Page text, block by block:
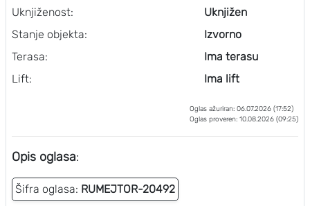
Uknjiženost:
Stanje objekta:
Terasa:
Lift:
Uknjižen
Izvorno
Ima terasu
Ima lift
Oglas ažuriran: 06.07.2026 (17:52)
Oglas proveren: 10.08.2026 (09:25)
Opis oglasa:
Šifra oglasa: RUMEJTOR-20492